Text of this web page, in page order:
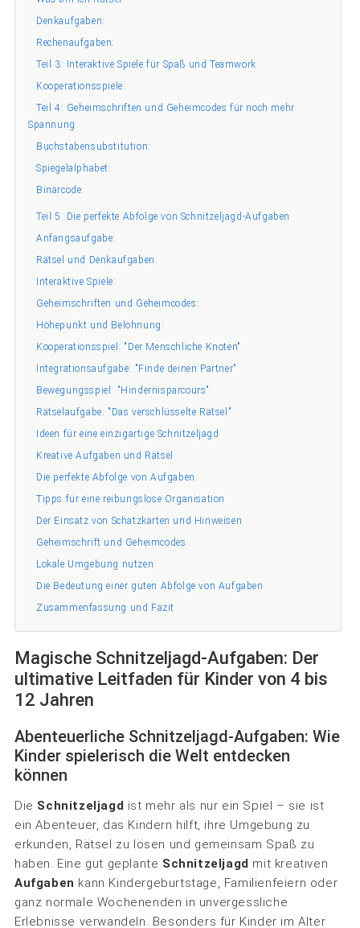
Denkaufgaben:
Rechenaufgaben:
Teil 3: Interaktive Spiele für Spaß und Teamwork
Kooperationsspiele:
Teil 4: Geheimschriften und Geheimcodes für noch mehr
Spannung
Buchstabensubstitution:
Spiegelalphabet:
Binärcode:
Teil 5: Die perfekte Abfolge von Schnitzeljagd-Aufgaben
Anfangsaufgabe:
Rätsel und Denkaufgaben:
Interaktive Spiele:
Geheimschriften und Geheimcodes:
Höhepunkt und Belohnung:
Kooperationsspiel: "Der Menschliche Knoten"
Integrationsaufgabe: "Finde deinen Partner"
Bewegungsspiel: "Hindernisparcours"
Rätselaufgabe: "Das verschlüsselte Rätsel"
Ideen für eine einzigartige Schnitzeljagd
Kreative Aufgaben und Rätsel
Die perfekte Abfolge von Aufgaben
Tipps für eine reibungslose Organisation
Der Einsatz von Schatzkarten und Hinweisen
Geheimschrift und Geheimcodes
Lokale Umgebung nutzen
Die Bedeutung einer guten Abfolge von Aufgaben
Zusammenfassung und Fazit
Magische Schnitzeljagd-Aufgaben: Der
ultimative Leitfaden für Kinder von 4 bis
12 Jahren
Abenteuerliche Schnitzeljagd-Aufgaben: Wie
Kinder spielerisch die Welt entdecken
können
Die Schnitzeljagd ist mehr als nur ein Spiel – sie ist
ein Abenteuer, das Kindern hilft, ihre Umgebung zu
erkunden, Rätsel zu lösen und gemeinsam Spaß zu
haben. Eine gut geplante Schnitzeljagd mit kreativen
Aufgaben kann Kindergeburtstage, Familienfeiern oder
ganz normale Wochenenden in unvergessliche
Erlebnisse verwandeln. Besonders für Kinder im Alter